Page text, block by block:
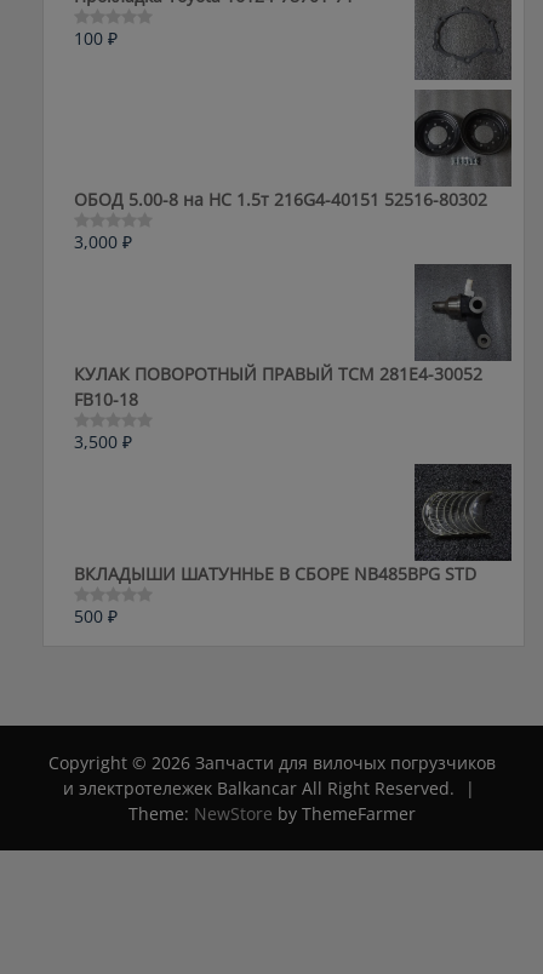
Оценка
100 ₽
ОБОД 5.00-8 на HC 1.5т 216G4-40151 52516-80302
Оценка
3,000 ₽
КУЛАК ПОВОРОТНЫЙ ПРАВЫЙ ТСМ 281E4-30052
FB10-18
Оценка
3,500 ₽
ВКЛАДЫШИ ШАТУННЬЕ В СБОРЕ NB485BPG STD
Оценка
500 ₽
Copyright © 2026 Запчасти для вилочых погрузчиков
и электротележек Balkancar All Right Reserved.
|
Theme: NewStore by ThemeFarmer